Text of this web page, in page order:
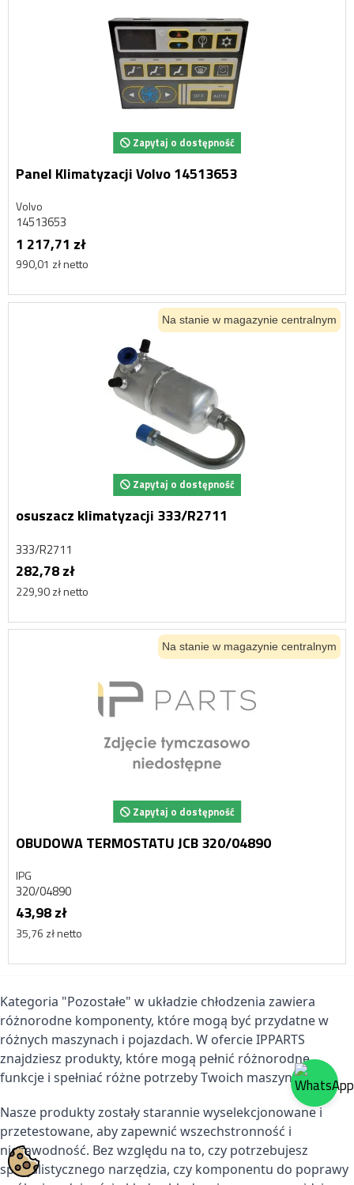
Zapytaj o dostępność
Panel Klimatyzacji Volvo 14513653
Volvo
14513653
1 217,71 zł
990,01 zł netto
Na stanie w magazynie centralnym
Zapytaj o dostępność
osuszacz klimatyzacji 333/R2711
333/R2711
282,78 zł
229,90 zł netto
Na stanie w magazynie centralnym
Zapytaj o dostępność
OBUDOWA TERMOSTATU JCB 320/04890
IPG
320/04890
43,98 zł
35,76 zł netto
Kategoria "Pozostałe" w układzie chłodzenia zawiera
różnorodne komponenty, które mogą być przydatne w
różnych maszynach i pojazdach. W ofercie IPPARTS
znajdziesz produkty, które mogą pełnić różnorodne
funkcje i spełniać różne potrzeby Twoich maszyn.
Nasze produkty zostały starannie wyselekcjonowane i
przetestowane, aby zapewnić wszechstronność i
niezawodność. Bez względu na to, czy potrzebujesz
specjalistycznego narzędzia, czy komponentu do poprawy